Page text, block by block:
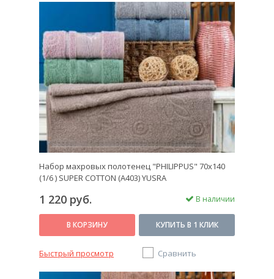
Набор махровых полотенец "PHILIPPUS" 70х140
(1/6 ) SUPER COTTON (A403) YUSRA
1 220 руб. В наличии
В КОРЗИНУ КУПИТЬ В 1 КЛИК
Быстрый просмотр Сравнить